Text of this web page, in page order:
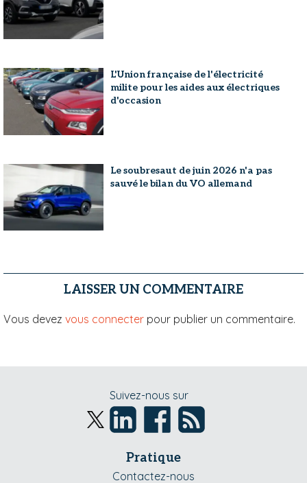
L'Union française de l'électricité
milite pour les aides aux électriques
d'occasion
Le soubresaut de juin 2026 n'a pas
sauvé le bilan du VO allemand
LAISSER UN COMMENTAIRE
Vous devez vous connecter pour publier un commentaire.
Suivez-nous sur
Pratique
Contactez-nous